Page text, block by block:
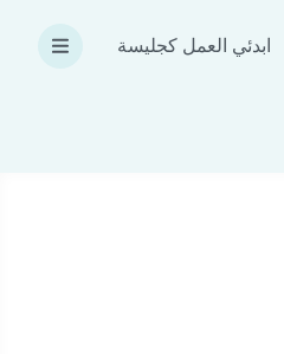
ابدئي العمل كجليسة